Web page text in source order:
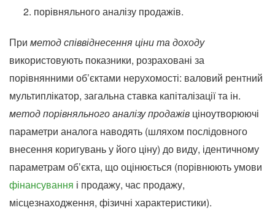
порівняльного аналізу продажів.
При метод співвіднесення ціни та доходу
використовують показники, розраховані за
порівнянними об’єктами нерухомості: валовий рентний
мультиплікатор, загальна ставка капіталізації та ін.
метод порівняльного аналізу продажів ціноутворюючі
параметри аналога наводять (шляхом послідовного
внесення коригувань у його ціну) до виду, ідентичному
параметрам об’єкта, що оцінюється (порівнюють умови
фінансування і продажу, час продажу,
місцезнаходження, фізичні характеристики).